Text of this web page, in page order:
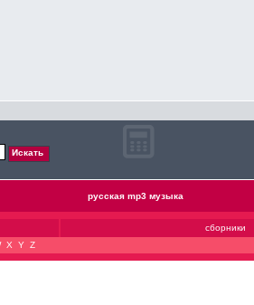
русская mp3 музыка
сборники
X Y Z